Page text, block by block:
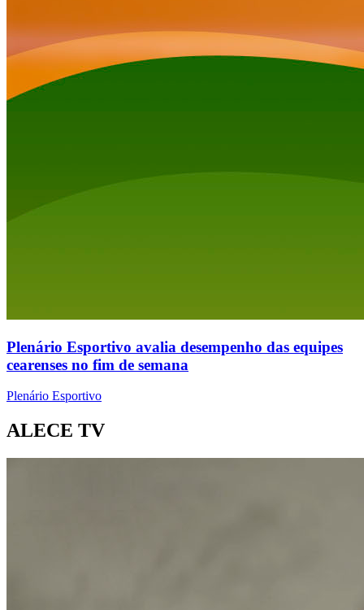
Plenário Esportivo avalia desempenho das equipes
cearenses no fim de semana
Plenário Esportivo
ALECE TV